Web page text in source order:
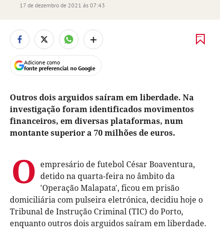
17 de dezembro de 2021 às 07:43
+
Adicione como
fonte preferencial no Google
Outros dois arguidos saíram em liberdade. Na
investigação foram identificados movimentos
financeiros, em diversas plataformas, num
montante superior a 70 milhões de euros.
O empresário de futebol César Boaventura,
detido na quarta-feira no âmbito da
'Operação Malapata', ficou em prisão
domiciliária com pulseira eletrónica, decidiu hoje o
Tribunal de Instrução Criminal (TIC) do Porto,
enquanto outros dois arguidos saíram em liberdade.